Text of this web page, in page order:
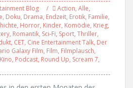
Blog Action, Alle,
, Doku, Drama, Endzeit, Erotik, Familie,
, Horror, Kinder, Komödie, Krieg,
, Romantik, Sci-Fi, Sport, Thriller,
, CET, Cine Entertainment Talk, Der
Galaxy Film, Film, Filmplausch,
Kino, Podcast, Round Up, Scream 7,